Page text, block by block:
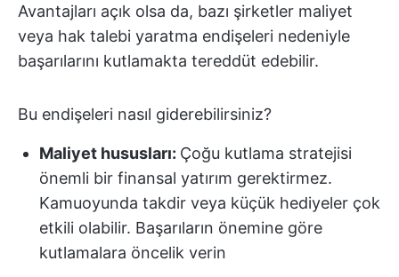
Avantajları açık olsa da, bazı şirketler maliyet
veya hak talebi yaratma endişeleri nedeniyle
başarılarını kutlamakta tereddüt edebilir.
Bu endişeleri nasıl giderebilirsiniz?
Maliyet hususları: Çoğu kutlama stratejisi
önemli bir finansal yatırım gerektirmez.
Kamuoyunda takdir veya küçük hediyeler çok
etkili olabilir. Başarıların önemine göre
kutlamalara öncelik verin